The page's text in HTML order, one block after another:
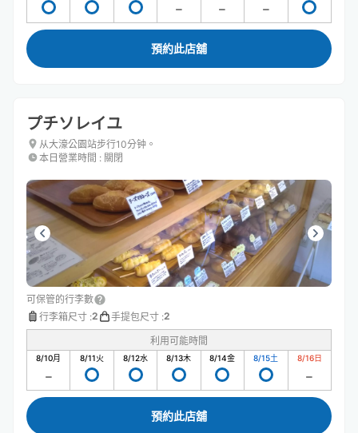
預約此店舖
プチソレイユ
从大濠公園站步行10分钟。
本日營業時間 : 關閉
可保管的行李數
行李箱尺寸 :2 手提包尺寸 :2
利用可能時間
8/10月 8/11火 8/12水 8/13木 8/14金 8/15土 8/16日
預約此店舖